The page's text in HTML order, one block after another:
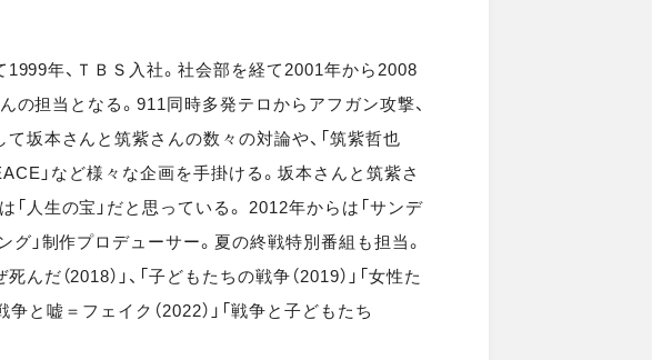
年、ＴＢＳ入社。社会部を経て2001年から2008
の担当となる。911同時多発テロからアフガン攻撃、
坂本さんと筑紫さんの数々の対論や、「筑紫哲也
」など様々な企画を手掛ける。坂本さんと筑紫さ
人生の宝」だと思っている。 2012年からは「サンデ
」制作プロデューサー。夏の終戦特別番組も担当。
（2018）」、「子どもたちの戦争（2019）」「女性た
争と嘘＝フェイク（2022）」「戦争と子どもたち